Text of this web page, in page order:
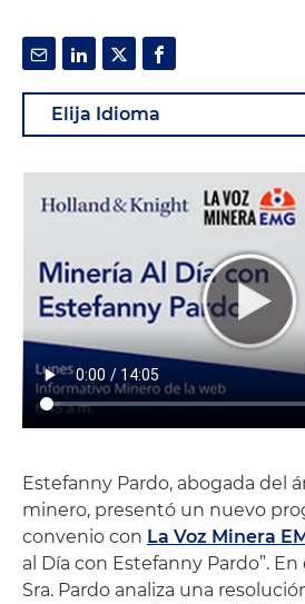
Estefanny Pardo, abogada del
minero, presentó un nuevo
convenio con La Voz Minera
al Día con Estefanny Pardo”.
Sra. Pardo analiza una